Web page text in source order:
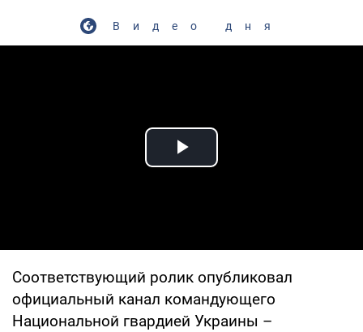
Видео дня
Play Video
Соответствующий ролик опубликовал
официальный канал командующего
Национальной гвардией Украины –